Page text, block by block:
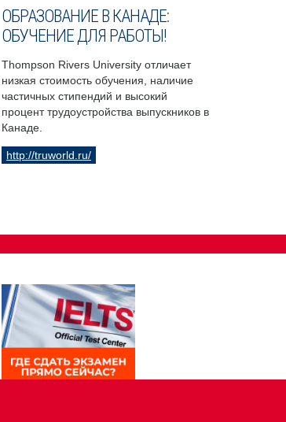
ОБРАЗОВАНИЕ В КАНАДЕ:
ОБУЧЕНИЕ ДЛЯ РАБОТЫ!
Thompson Rivers University отличает
низкая стоимость обучения, наличие
частичных стипендий и высокий
процент трудоустройства выпускников в
Канаде.
http://truworld.ru/